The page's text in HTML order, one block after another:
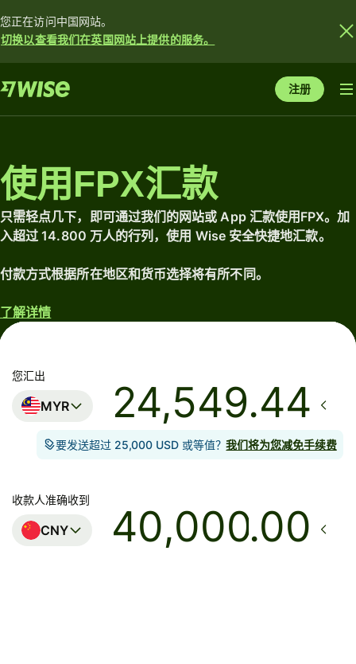
您正在访问中国网站。
切换以查看我们在英国网站上提供的服务。
注册
使用FPX汇款
只需轻点几下，即可通过我们的网站或 App 汇款使用FPX。加
入超过 14.800 万人的行列，使用 Wise 安全快捷地汇款。
付款方式根据所在地区和货币选择将有所不同。
了解详情
您汇出
MYR
要发送超过 25,000 USD 或等值？我们将为您减免手续费
收款人准确收到
CNY .00